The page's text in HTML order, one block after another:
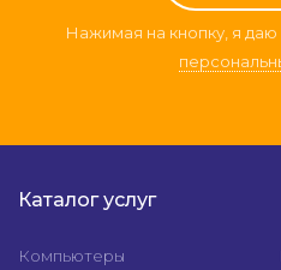
Нажимая на кнопку, я
Каталог услуг
Компьютеры